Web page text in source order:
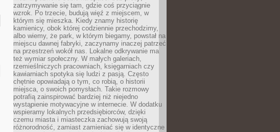
zatrzymywanie się tam, gdzie coś przyciągnie
wzrok. Po trzecie, budują więź z miejscem, w
którym się mieszka. Kiedy znamy historię
kamienicy, obok której codziennie przechodzimy,
albo wiemy, że park, w którym biegamy, powstał na
miejscu dawnej fabryki, zaczynamy inaczej patrzeć
na przestrzeń wokół nas. Lokalne odkrywanie ma
też wymiar społeczny. W małych galeriach,
rzemieślniczych pracowniach, księgarniach czy
kawiarniach spotyka się ludzi z pasją. Często
chętnie opowiadają o tym, co robią, o historii
miejsca, o swoich pomysłach. Takie rozmowy
potrafią zainspirować bardziej niż niejedno
wystąpienie motywacyjne w internecie. W dodatku
wspieramy lokalnych przedsiębiorców, dzięki
czemu miasta i miasteczka zachowują swoją
różnorodność, zamiast zamieniać się w identyczne